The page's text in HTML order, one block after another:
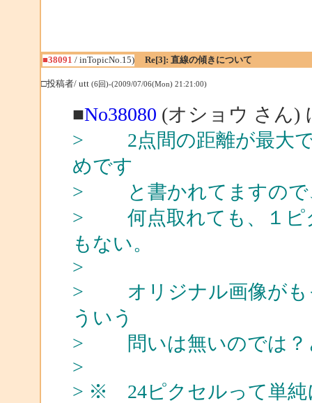
■38091 / inTopicNo.15) Re[3]: 直線の傾きについて
□投稿者/ utt (6回)-(2009/07/06(Mon) 21:21:00)
■No38080 (オショウ さん)
> 2点間の距離が最大で
めです
> と書かれてますので
> 何点取れても、１ピ
もない。
>
> オリジナル画像がも
ういう
> 問いは無いのでは？
>
> ※ 24ピクセルって単純